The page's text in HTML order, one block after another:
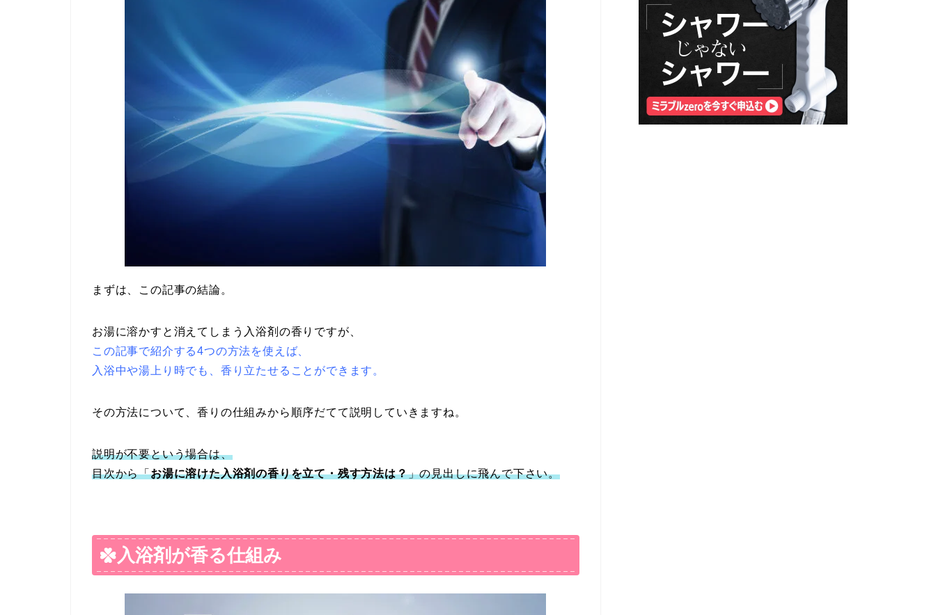
まずは、この記事の結論。
お湯に溶かすと消えてしまう入浴剤の香りですが、
この記事で紹介する4つの方法を使えば、
入浴中や湯上り時でも、香り立たせることができます。
その方法について、香りの仕組みから順序だてて説明していきますね。
説明が不要という場合は、
目次から「お湯に溶けた入浴剤の香りを立て・残す方法は？」の見出しに飛んで下さい。
入浴剤が香る仕組み